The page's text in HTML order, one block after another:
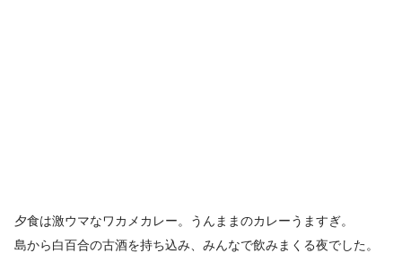
夕食は激ウマなワカメカレー。うんままのカレーうますぎ。
島から白百合の古酒を持ち込み、みんなで飲みまくる夜でした。